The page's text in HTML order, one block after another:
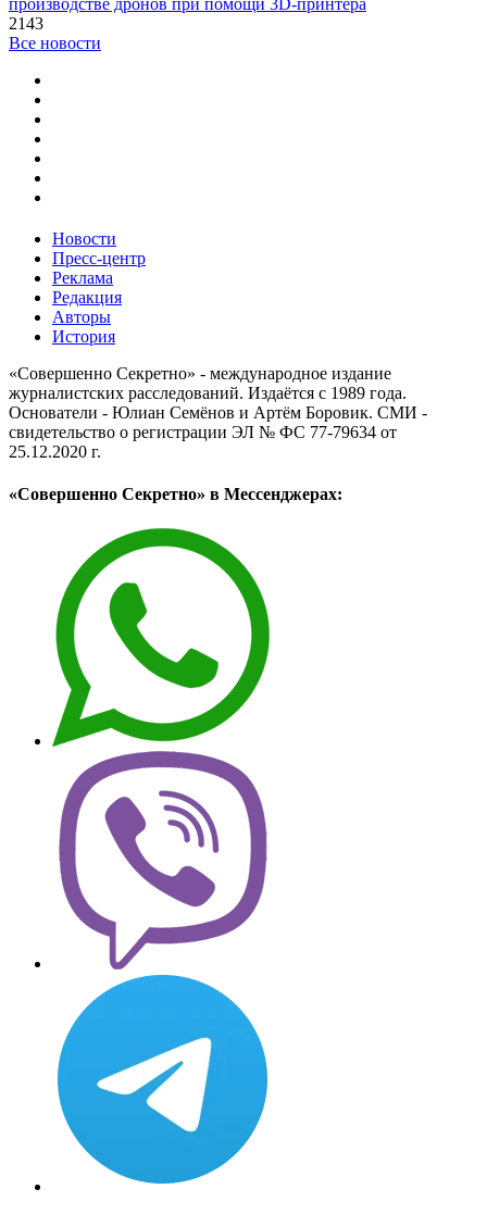
производстве дронов при помощи 3D‑принтера
2143
Все новости
Новости
Пресс-центр
Реклама
Редакция
Авторы
История
«Совершенно Секретно» - международное издание
журналистских расследований. Издаётся с 1989 года.
Основатели - Юлиан Семёнов и Артём Боровик. CМИ -
свидетельство о регистрации ЭЛ № ФС 77-79634 от
25.12.2020 г.
«Совершенно Секретно» в Мессенджерах: